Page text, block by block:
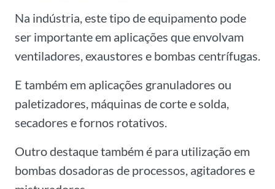
Na indústria, este tipo de equipamento pode
ser importante em aplicações que envolvam
ventiladores, exaustores e bombas centrífugas.
E também em aplicações granuladores ou
paletizadores, máquinas de corte e solda,
secadores e fornos rotativos.
Outro destaque também é para utilização em
bombas dosadoras de processos, agitadores e